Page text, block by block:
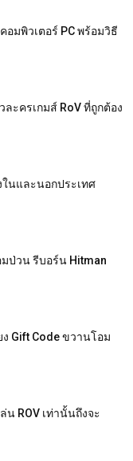
อมพิวเตอร์ PC พร้อมวิธี
ะครเกมส์ RoV ที่ถูกต้อง
ในและนอกประเทศ
ป่วน รีบอร์น Hitman
Gift Code ขวานโอม
ROV เท่านั้นถึงจะ